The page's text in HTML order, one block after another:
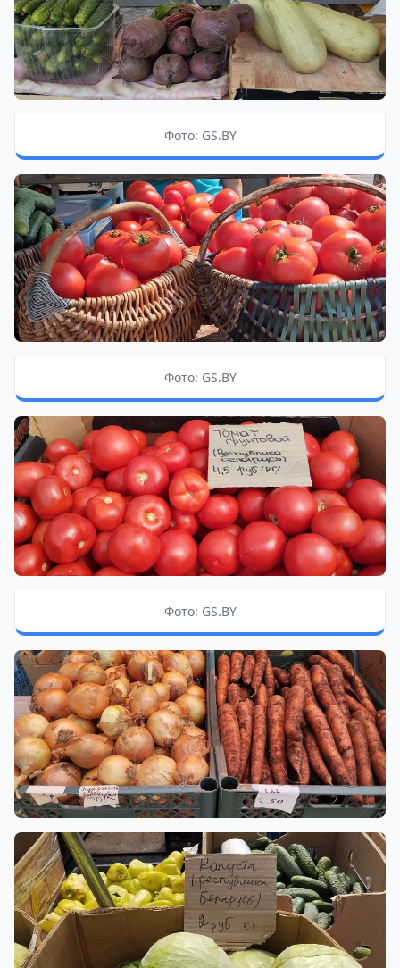
Фото: GS.BY
Фото: GS.BY
Фото: GS.BY